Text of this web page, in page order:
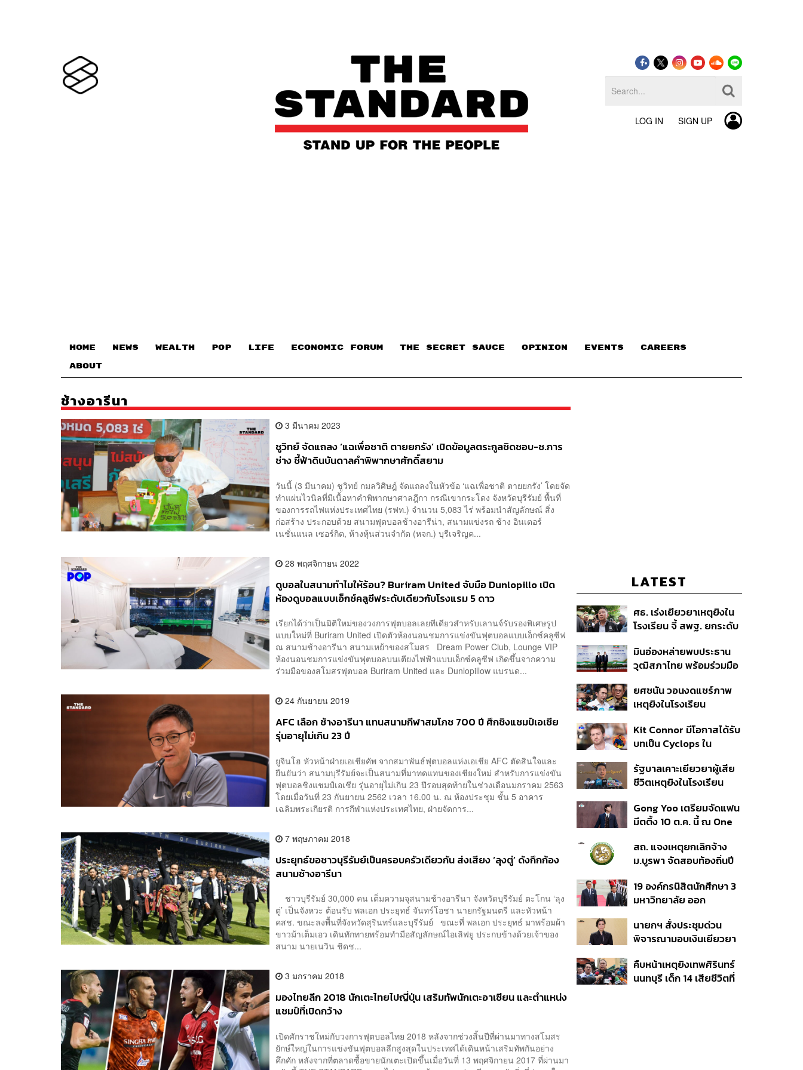
LOG IN SIGN UP
HOME NEWS WEALTH POP LIFE ECONOMIC FORUM THE SECRET SAUCE​ OPINION EVENTS CAREERS
ABOUT
ช้างอารีนา
3 มีนาคม 2023
ชูวิทย์ จัดแถลง ‘แฉเพื่อชาติ ตายยกรัง’ เปิดข้อมูลตระกูลชิดชอบ-ช.การ
ช่าง ชี้ฟ้าดินบันดาลคำพิพากษาศักดิ์สยาม
วันนี้ (3 มีนาคม) ชูวิทย์ กมลวิศิษฎ์ จัดแถลงในหัวข้อ ‘แฉเพื่อชาติ ตายยกรัง’ โดยจัด
ทำแผ่นไวนิลที่มีเนื้อหาคำพิพากษาศาลฎีกา กรณีเขากระโดง จังหวัดบุรีรัมย์ พื้นที่
ของการรถไฟแห่งประเทศไทย (รฟท.) จำนวน 5,083 ไร่ พร้อมนำสัญลักษณ์ สิ่ง
ก่อสร้าง ประกอบด้วย สนามฟุตบอลช้างอารีน่า, สนามแข่งรถ ช้าง อินเตอร์
เนชั่นแนล เซอร์กิต, ห้างหุ้นส่วนจำกัด (หจก.) บุรีเจริญค...
28 พฤศจิกายน 2022
ดูบอลในสนามทำไมให้ร้อน? Buriram United จับมือ Dunlopillo เปิด
ห้องดูบอลแบบเอ็กซ์คลูซีฟระดับเดียวกับโรงแรม 5 ดาว
เรียกได้ว่าเป็นมิติใหม่ของวงการฟุตบอลเลยทีเดียวสำหรับเลานจ์รับรองพิเศษรูป
แบบใหม่ที่ Buriram United เปิดตัวห้องนอนชมการแข่งขันฟุตบอลแบบเอ็กซ์คลูซีฟ
ณ สนามช้างอารีนา สนามเหย้าของสโมสร Dream Power Club, Lounge VIP
ห้องนอนชมการแข่งขันฟุตบอลบนเตียงไฟฟ้าแบบเอ็กซ์คลูซีฟ เกิดขึ้นจากความ
ร่วมมือของสโมสรฟุตบอล Buriram United และ Dunlopillow แบรนด...
24 กันยายน 2019
AFC เลือก ช้างอารีนา แทนสนามกีฬาสมโภช 700 ปี ศึกชิงแชมป์เอเชีย
รุ่นอายุไม่เกิน 23 ปี
ยูจินโฮ หัวหน้าฝ่ายเอเชียคัพ จากสมาพันธ์ฟุตบอลแห่งเอเชีย AFC ตัดสินใจและ
ยืนยันว่า สนามบุรีรัมย์จะเป็นสนามที่มาทดแทนของเชียงใหม่ สำหรับการแข่งขัน
ฟุตบอลชิงแชมป์เอเชีย รุ่นอายุไม่เกิน 23 ปีรอบสุดท้ายในช่วงเดือนมกราคม 2563
โดยเมื่อวันที่ 23 กันยายน 2562 เวลา 16.00 น. ณ ห้องประชุม ชั้น 5 อาคาร
เฉลิมพระเกียรติ การกีฬาแห่งประเทศไทย, ฝ่ายจัดการ...
7 พฤษภาคม 2018
ประยุทธ์ขอชาวบุรีรัมย์เป็นครอบครัวเดียวกัน ส่งเสียง ‘ลุงตู่’ ดังกึกก้อง
สนามช้างอารีนา
ชาวบุรีรัมย์ 30,000 คน เต็มความจุสนามช้างอารีนา จังหวัดบุรีรัมย์ ตะโกน ‘ลุง
ตู่’ เป็นจังหวะ ต้อนรับ พลเอก ประยุทธ์ จันทร์โอชา นายกรัฐมนตรี และหัวหน้า
คสช. ขณะลงพื้นที่จังหวัดสุรินทร์และบุรีรัมย์ ขณะที่ พลเอก ประยุทธ์ มาพร้อมผ้า
ขาวม้าเต็มเอว เดินทักทายพร้อมทำมือสัญลักษณ์ไอเลิฟยู ประกบข้างด้วยเจ้าของ
สนาม นายเนวิน ชิดช...
3 มกราคม 2018
มองไทยลีก 2018 นักเตะไทยไปญี่ปุ่น เสริมทัพนักเตะอาเซียน และตำแหน่ง
แชมป์ที่เปิดกว้าง
เปิดศักราชใหม่กับวงการฟุตบอลไทย 2018 หลังจากช่วงสิ้นปีที่ผ่านมาทางสโมสร
ยักษ์ใหญ่ในการแข่งขันฟุตบอลลีกสูงสุดในประเทศได้เดินหน้าเสริมทัพกันอย่าง
คึกคัก หลังจากที่ตลาดซื้อขายนักเตะเปิดขึ้นเมื่อวันที่ 13 พฤศจิกายน 2017 ที่ผ่านมา
LATEST
ศธ. เร่งเยียวยาเหตุยิงใน
โรงเรียน จี้ สพฐ. ยกระดับ
ผบ.ตร. สั่งเช็กประวัติผู้ก่อ
เหตุ หลังพบยิงจุดตาย
มินอ่องหล่ายพบประธาน
วุฒิสภาไทย พร้อมร่วมมือ
ข้ามแดน-สารพิษในแม่น้ำ
ยศชนัน วอนงดแชร์ภาพ
เหตุยิงในโรงเรียน
เรียนชั่วคราว-เร่งเยียวยา
จิตใจ
Kit Connor มีโอกาสได้รับ
บทเป็น Cyclops ใน
เวอร์ชันใหม่
รัฐบาลเคาะเยียวยาผู้เสีย
ชีวิตเหตุยิงในโรงเรียน
เหตุในอดีต เข้าเกณฑ์
สาธารณภัย พร้อมเร่งจ่าย
Gong Yoo เตรียมจัดแฟน
มีตติ้ง 10 ต.ค. นี้ ณ One
สถ. แจงเหตุยกเลิกจ้าง
ม.บูรพา จัดสอบท้องถิ่นปี
19 องค์กรนิสิตนักศึกษา 3
มหาวิทยาลัย ออก
รัฐบาลต้อนรับ ‘มิน อ่อง
หล่าย’
นายกฯ สั่งประชุมด่วน
พิจารณามอบเงินเยียวยา
ลบ. ทุพพลภาพ 7 แสนบาท
บาดเจ็บสาหัส 2 แสนบาท
คืบหน้าเหตุยิงเทพศิรินทร์
นนทบุรี เด็ก 14 เสียชีวิตที่